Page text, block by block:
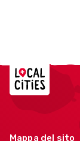
Localcities
Mappa del sito